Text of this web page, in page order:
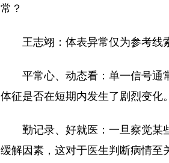
常？
王志翊：体表异常仅为参考线
平常心、动态看：单一信号通
体征是否在短期内发生了剧烈变化
勤记录、好就医：一旦察觉某
缓解因素，这对于医生判断病情至